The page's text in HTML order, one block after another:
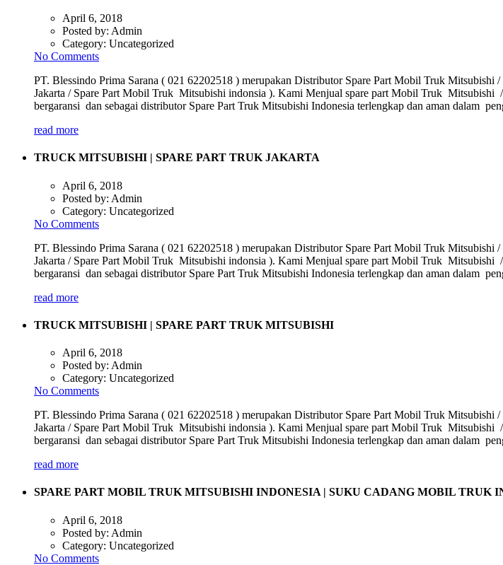
April 6, 2018
Posted by: Admin
Category: Uncategorized
No Comments
PT. Blessindo Prima Sarana ( 021 62202518 ) merupakan Distributor Spare Part Mobil Truk
Jakarta / Spare Part Mobil Truk Mitsubishi indonsia ). Kami Menjual spare part Mobil Truk
bergaransi dan sebagai distributor Spare Part Truk Mitsubishi Indonesia terlengkap dan aman dalam
read more
TRUCK MITSUBISHI | SPARE PART TRUK JAKARTA
April 6, 2018
Posted by: Admin
Category: Uncategorized
No Comments
PT. Blessindo Prima Sarana ( 021 62202518 ) merupakan Distributor Spare Part Mobil Truk
Jakarta / Spare Part Mobil Truk Mitsubishi indonsia ). Kami Menjual spare part Mobil Truk
bergaransi dan sebagai distributor Spare Part Truk Mitsubishi Indonesia terlengkap dan aman dalam
read more
TRUCK MITSUBISHI | SPARE PART TRUK MITSUBISHI
April 6, 2018
Posted by: Admin
Category: Uncategorized
No Comments
PT. Blessindo Prima Sarana ( 021 62202518 ) merupakan Distributor Spare Part Mobil Truk
Jakarta / Spare Part Mobil Truk Mitsubishi indonsia ). Kami Menjual spare part Mobil Truk
bergaransi dan sebagai distributor Spare Part Truk Mitsubishi Indonesia terlengkap dan aman dalam
read more
SPARE PART MOBIL TRUK MITSUBISHI INDONESIA | SUKU CADANG MOBIL TRUK
April 6, 2018
Posted by: Admin
Category: Uncategorized
No Comments